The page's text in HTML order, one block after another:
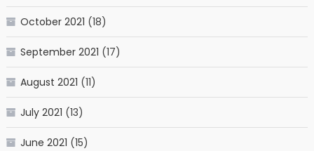
October 2021 (18)
September 2021 (17)
August 2021 (11)
July 2021 (13)
June 2021 (15)